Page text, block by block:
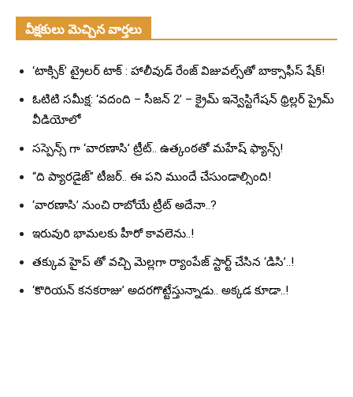
వీక్షకులు మెచ్చిన వార్తలు
‘టాక్సిక్’ ట్రైలర్ టాక్ : హాలీవుడ్ రేంజ్ విజువల్స్‌తో బాక్సాఫీస్ షేక్!
ఓటిటి సమీక్ష: ‘వదంది – సీజన్ 2’ – క్రైమ్ ఇన్వెస్టిగేషన్ థ్రిల్లర్ ప్రైమ్
వీడియోలో
సస్పెన్స్ గా ‘వారణాసి’ ట్రీట్.. ఉత్కంఠతో మహేష్ ఫ్యాన్స్!
“ది ప్యారడైజ్” టీజర్.. ఈ పని ముందే చేసుండాల్సింది!
‘వారణాసి’ నుంచి రాబోయే ట్రీట్ అదేనా..?
ఇరువురి భామలకు హీరో కావలెను..!
తక్కువ హైప్ తో వచ్చి మెల్లగా ర్యాంపేజ్ స్టార్ట్ చేసిన ‘డిసి’..!
‘కొరియన్ కనకరాజు’ అదరగొట్టేస్తున్నాడు.. అక్కడ కూడా..!